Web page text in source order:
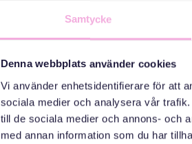
Samtycke
Denna webbplats använder cookies
Vi använder enhetsidentifierare för att
sociala medier och analysera vår
till de sociala medier och annons- och
med annan information som du har